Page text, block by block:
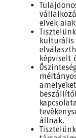
elvek
kulturális
képviselt
állnak.